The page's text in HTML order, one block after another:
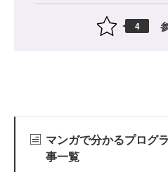
4
マンガで分かるプログ
事一覧